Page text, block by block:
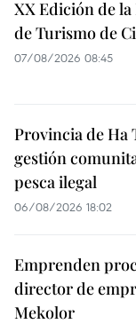
XX Edición de
de Turismo de
07/08/2026 08:45
Provincia de Ha
gestión
pesca ilegal
06/08/2026 18:02
Emprenden
director de
Mekolor